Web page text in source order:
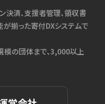
決済、支援者管理、領収書
が揃った寄付DXシステムで
の団体まで、3,000以上